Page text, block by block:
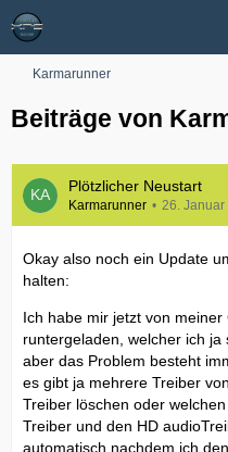
Karmarunner
Beiträge von
Plötzlicher Neustart
Karmarunner 26. Januar
Okay also noch ein Update
halten:
Ich habe mir jetzt von
runtergeladen, welcher ich
aber das Problem besteht
es gibt ja mehrere Treiber
Treiber löschen oder
Treiber und den HD
automatisch nachdem ich